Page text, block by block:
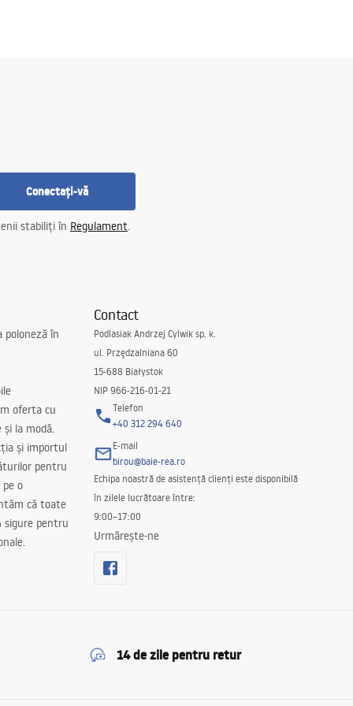
Conectați-vă
stabiliți în Regulament.
poloneză în
oferta cu
la modă.
și importul
pentru
pe o
că toate
sigure pentru
Contact
Podlasiak Andrzej Cylwik sp. k.
ul. Przędzalniana 60
15-688 Białystok
NIP 966-216-01-21
Telefon
+40 312 294 640
E-mail
birou@baie-rea.ro
Echipa noastră de asistență clienți este disponibilă
în zilele lucrătoare între:
9:00–17:00
Urmărește-ne
14 de zile pentru retur